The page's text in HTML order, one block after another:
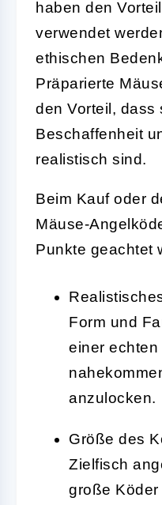
haben den
verwendet
ethischen
Präparierte
den Vorteil, dass
Beschaffenheit
realistisch sind.
Beim Kauf oder
Mäuse-
Punkte geachtet
Form und
einer
anzulocken.
Größe des
Zielfisch
große